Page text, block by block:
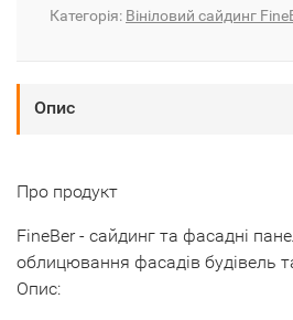
Категорія: Вініловий сайдинг
Опис
Про продукт
FineBer - сайдинг та фасадні
облицювання фасадів будівель
Опис: